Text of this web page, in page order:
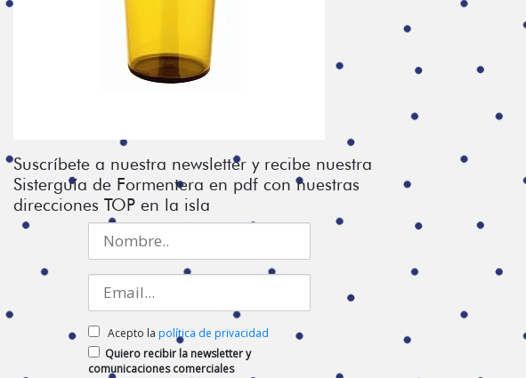
Suscríbete a nuestra newsletter y recibe nuestra
Sisterguía de Formentera en pdf con nuestras
direcciones TOP en la isla
Acepto la política de privacidad
Quiero recibir la newsletter y
comunicaciones comerciales